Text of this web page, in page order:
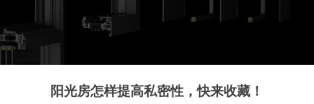
阳光房怎样提高私密性，快来收藏！